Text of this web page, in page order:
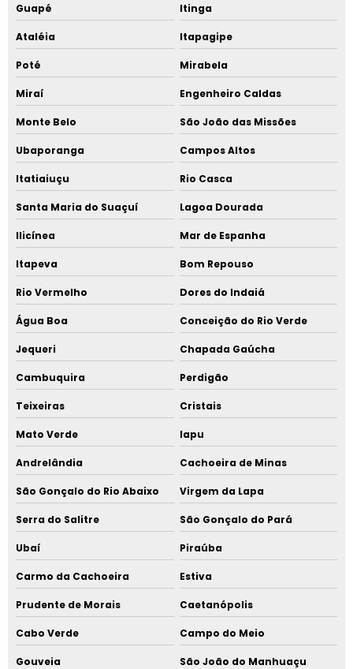
Guapé Itinga
Ataléia Itapagipe
Poté Mirabela
Miraí Engenheiro Caldas
Monte Belo São João das Missões
Ubaporanga Campos Altos
Itatiaiuçu Rio Casca
Santa Maria do Suaçuí Lagoa Dourada
Ilicínea Mar de Espanha
Itapeva Bom Repouso
Rio Vermelho Dores do Indaiá
Água Boa Conceição do Rio Verde
Jequeri Chapada Gaúcha
Cambuquira Perdigão
Teixeiras Cristais
Mato Verde Iapu
Andrelândia Cachoeira de Minas
São Gonçalo do Rio Abaixo Virgem da Lapa
Serra do Salitre São Gonçalo do Pará
Ubaí Piraúba
Carmo da Cachoeira Estiva
Prudente de Morais Caetanópolis
Cabo Verde Campo do Meio
Gouveia São João do Manhuaçu